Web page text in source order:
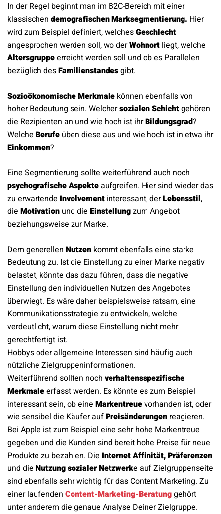
In der Regel beginnt man im B2C-Bereich mit einer
klassischen demografischen Marksegmentierung. Hier
wird zum Beispiel definiert, welchesGeschlecht
angesprochen werden soll, wo derWohnort liegt, welche
Altersgruppeerreicht werden soll und ob es Parallelen
bezüglich desFamilienstandesgibt.
Sozioökonomische Merkmale können ebenfalls von
hoher Bedeutung sein. Welchersozialen Schichtgehören
die Rezipienten an und wie hoch ist ihrBildungsgrad?
Welche Berufe üben diese aus und wie hoch ist in etwa ihr
Einkommen?
Eine Segmentierung sollte weiterführend auch noch
psychografische Aspekteaufgreifen. Hier sind wieder das
zu erwartende Involvement interessant, derLebensstil,
die Motivation und die Einstellungzum Angebot
beziehungsweise zur Marke.
Dem generellen Nutzen kommt ebenfalls eine starke
Bedeutung zu. Ist die Einstellung zu einer Marke negativ
belastet, könnte das dazu führen, dass die negative
Einstellung den individuellen Nutzen des Angebotes
überwiegt. Es wäre daher beispielsweise ratsam, eine
Kommunikationsstrategie zu entwickeln, welche
verdeutlicht, warum diese Einstellung nicht mehr
gerechtfertigt ist.
Hobbys oder allgemeine Interessen sind häufig auch
nützliche Zielgruppeninformationen.
Weiterführend sollten noch verhaltensspezifische
Merkmaleerfasst werden. Es könnte es zum Beispiel
interessant sein, ob eine Markentreuevorhanden ist, oder
wie sensibel die Käufer aufPreisänderungen reagieren.
Bei Apple ist zum Beispiel eine sehr hohe Markentreue
gegeben und die Kunden sind bereit hohe Preise für neue
Produkte zu bezahlen. Die Internet Affinität, Präferenzen
und die Nutzung sozialer Netzwerke auf Zielgruppenseite
sind ebenfalls sehr wichtig für das Content Marketing. Zu
einer laufenden Content-Marketing-Beratunggehört
unter anderem die genaue Analyse Deiner Zielgruppe.